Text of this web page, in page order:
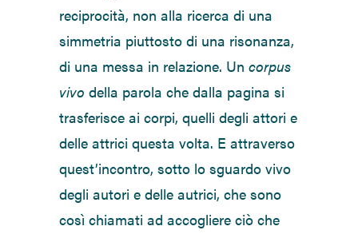
reciprocità, non alla ricerca di una
simmetria piuttosto di una risonanza,
di una messa in relazione. Un corpus
vivo della parola che dalla pagina si
trasferisce ai corpi, quelli degli attori e
delle attrici questa volta. E attraverso
quest’incontro, sotto lo sguardo vivo
degli autori e delle autrici, che sono
così chiamati ad accogliere ciò che